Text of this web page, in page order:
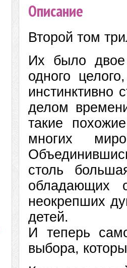
Описание
Второй том
Их было двое
одного
инстинктивно
делом
такие
многих
столь
обладающих
неокрепших
детей.
И теперь
выбора,